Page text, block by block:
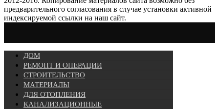
предварительного согласования в случае установки активной
индексируемой ссылки на наш сайт.
ДОМ
РЕМОНТ И ОПЕРАЦИИ
СТРОИТЕЛЬСТВО
МАТЕРИАЛЫ
ДЛЯ ОТОПЛЕНИЯ
КАНАЛИЗАЦИОННЫЕ